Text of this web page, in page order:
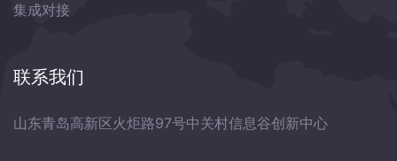
集成对接
联系我们
山东青岛高新区火炬路97号中关村信息谷创新中心